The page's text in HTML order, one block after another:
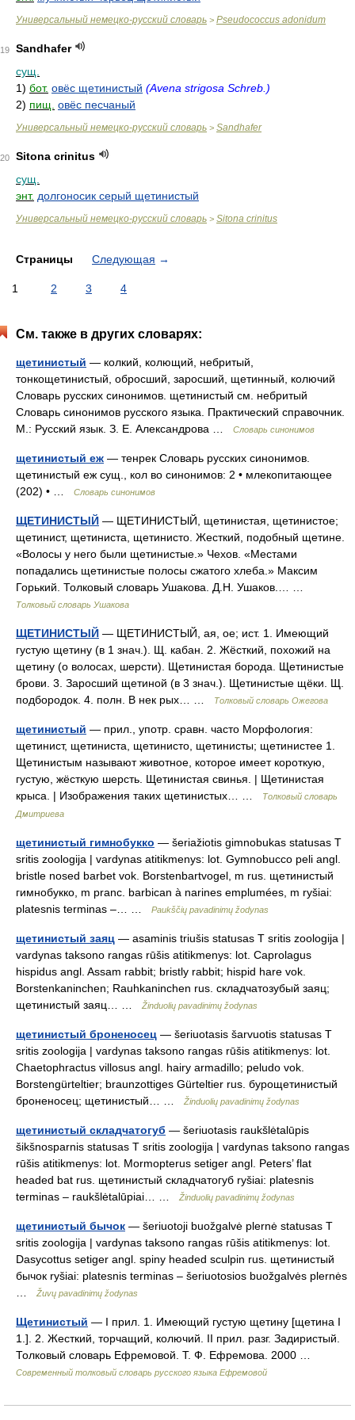
Универсальный немецко-русский словарь > Pseudococcus adonidum
19
Sandhafer
сущ.
1) бот. овёс щетинистый (Avena strigosa Schreb.)
2) пищ. овёс песчаный
Универсальный немецко-русский словарь > Sandhafer
20
Sitona crinitus
сущ.
энт. долгоносик серый щетинистый
Универсальный немецко-русский словарь > Sitona crinitus
Страницы Следующая →
1 2 3 4
См. также в других словарях:
щетинистый — колкий, колющий, небритый,
тонкощетинистый, обросший, заросший, щетинный, колючий
Словарь русских синонимов. щетинистый см. небритый
Словарь синонимов русского языка. Практический справочник.
М.: Русский язык. З. Е. Александрова …
Словарь синонимов
щетинистый еж — тенрек Словарь русских синонимов.
щетинистый еж сущ., кол во синонимов: 2 • млекопитающее
(202) • …
Словарь синонимов
ЩЕТИНИСТЫЙ — ЩЕТИНИСТЫЙ, щетинистая, щетинистое;
щетинист, щетиниста, щетинисто. Жесткий, подобный щетине.
«Волосы у него были щетинистые.» Чехов. «Местами
попадались щетинистые полосы сжатого хлеба.» Максим
Горький. Толковый словарь Ушакова. Д.Н. Ушаков.… …
Толковый словарь Ушакова
ЩЕТИНИСТЫЙ — ЩЕТИНИСТЫЙ, ая, ое; ист. 1. Имеющий
густую щетину (в 1 знач.). Щ. кабан. 2. Жёсткий, похожий на
щетину (о волосах, шерсти). Щетинистая борода. Щетинистые
брови. 3. Заросший щетиной (в 3 знач.). Щетинистые щёки. Щ.
подбородок. 4. полн. В нек рых… …
Толковый словарь Ожегова
щетинистый — прил., употр. сравн. часто Морфология:
щетинист, щетиниста, щетинисто, щетинисты; щетинистее 1.
Щетинистым называют животное, которое имеет короткую,
густую, жёсткую шерсть. Щетинистая свинья. | Щетинистая
крыса. | Изображения таких щетинистых… …
Толковый словарь
Дмитриева
щетинистый гимнобукко — šeriažiotis gimnobukas statusas T
sritis zoologija | vardynas atitikmenys: lot. Gymnobucco peli angl.
bristle nosed barbet vok. Borstenbartvogel, m rus. щетинистый
гимнобукко, m pranc. barbican à narines emplumées, m ryšiai:
platesnis terminas –… …
Paukščių pavadinimų žodynas
щетинистый заяц — asaminis triušis statusas T sritis zoologija |
vardynas taksono rangas rūšis atitikmenys: lot. Caprolagus
hispidus angl. Assam rabbit; bristly rabbit; hispid hare vok.
Borstenkaninchen; Rauhkaninchen rus. складчатозубый заяц;
щетинистый заяц… …
Žinduolių pavadinimų žodynas
щетинистый броненосец — šeriuotasis šarvuotis statusas T
sritis zoologija | vardynas taksono rangas rūšis atitikmenys: lot.
Chaetophractus villosus angl. hairy armadillo; peludo vok.
Borstengürteltier; braunzottiges Gürteltier rus. бурощетинистый
броненосец; щетинистый… …
Žinduolių pavadinimų žodynas
щетинистый складчатогуб — šeriuotasis raukšlėtalūpis
šikšnosparnis statusas T sritis zoologija | vardynas taksono rangas
rūšis atitikmenys: lot. Mormopterus setiger angl. Peters’ flat
headed bat rus. щетинистый складчатогуб ryšiai: platesnis
terminas – raukšlėtalūpiai… …
Žinduolių pavadinimų žodynas
щетинистый бычок — šeriuotoji buožgalvė plernė statusas T
sritis zoologija | vardynas taksono rangas rūšis atitikmenys: lot.
Dasycottus setiger angl. spiny headed sculpin rus. щетинистый
бычок ryšiai: platesnis terminas – šeriuotosios buožgalvės plernės
Žuvų pavadinimų žodynas
Щетинистый — I прил. 1. Имеющий густую щетину [щетина I
1.]. 2. Жесткий, торчащий, колючий. II прил. разг. Задиристый.
Толковый словарь Ефремовой. Т. Ф. Ефремова. 2000 …
Современный толковый словарь русского языка Ефремовой